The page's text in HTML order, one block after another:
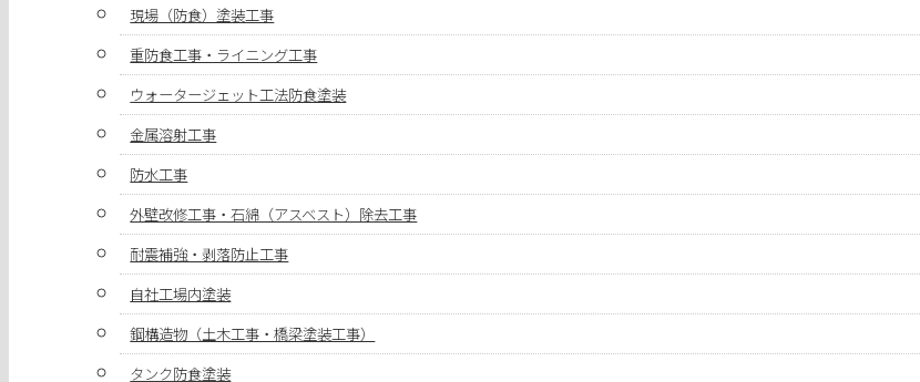
現場（防食）塗装工事
重防食工事・ライニング工事
ウォータージェット工法防食塗装
金属溶射工事
防水工事
外壁改修工事・石綿（アスベスト）除去工事
耐震補強・剥落防止工事
自社工場内塗装
鋼構造物（土木工事・橋梁塗装工事）
タンク防食塗装